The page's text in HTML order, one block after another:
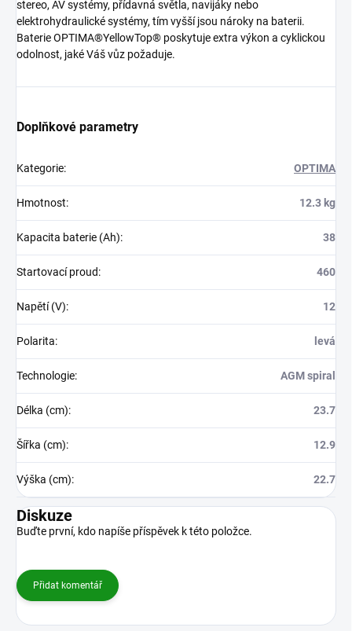
stereo, AV systémy, přídavná světla, navijáky nebo
elektrohydraulické systémy, tím vyšší jsou nároky na baterii.
Baterie OPTIMA®YellowTop® poskytuje extra výkon a cyklickou
odolnost, jaké Váš vůz požaduje.
Doplňkové parametry
Kategorie: OPTIMA
Hmotnost: 12.3 kg
Kapacita baterie (Ah): 38
Startovací proud: 460
Napětí (V): 12
Polarita: levá
Technologie: AGM spiral
Délka (cm): 23.7
Šířka (cm): 12.9
Výška (cm): 22.7
Diskuze
Buďte první, kdo napíše příspěvek k této položce.
Přidat komentář